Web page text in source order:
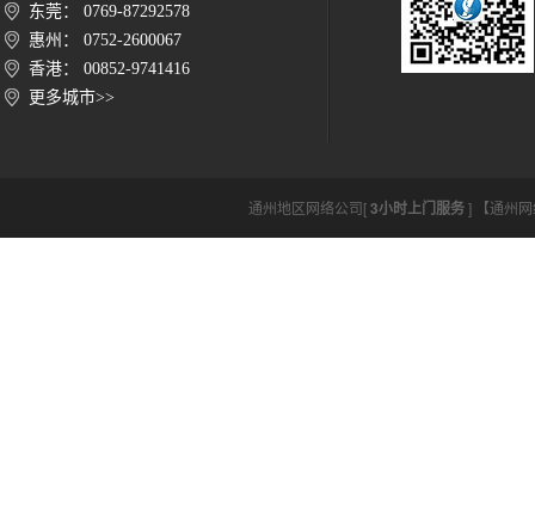
东莞： 0769-87292578
惠州： 0752-2600067
香港： 00852-9741416
更多城市>>
通州地区网络公司[3小时上门服务] 【通州